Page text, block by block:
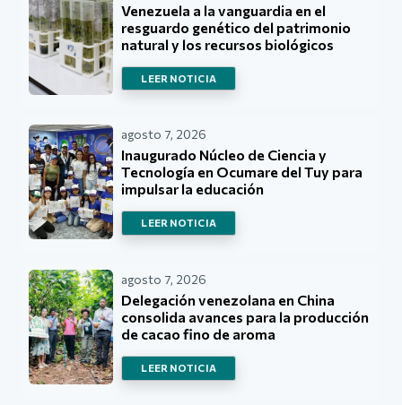
Venezuela a la vanguardia en el
resguardo genético del patrimonio
natural y los recursos biológicos
LEER NOTICIA
agosto 7, 2026
Inaugurado Núcleo de Ciencia y
Tecnología en Ocumare del Tuy para
impulsar la educación
LEER NOTICIA
agosto 7, 2026
Delegación venezolana en China
consolida avances para la producción
de cacao fino de aroma
LEER NOTICIA